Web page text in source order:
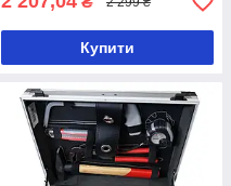
Купити